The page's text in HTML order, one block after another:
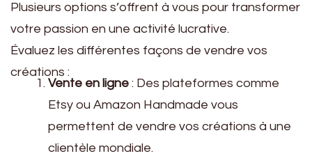
Plusieurs options s’offrent à vous pour transformer
votre passion en une activité lucrative.
Évaluez les différentes façons de vendre vos
créations :
Vente en ligne : Des plateformes comme
Etsy ou Amazon Handmade vous
permettent de vendre vos créations à une
clientèle mondiale.